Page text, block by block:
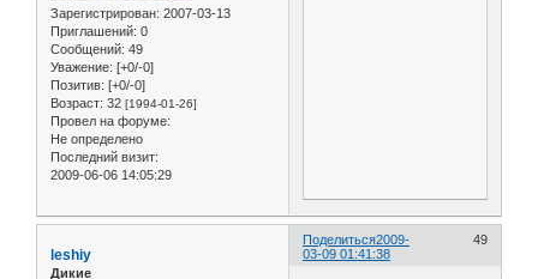
Зарегистрирован: 2007-03-13
Приглашений: 0
Сообщений: 49
Уважение: [+0/-0]
Позитив: [+0/-0]
Возраст: 32 [1994-01-26]
Провел на форуме:
Не определено
Последний визит:
2009-06-06 14:05:29
Поделиться 49
2009-
03-09 01:41:38
leshiy
Дикие